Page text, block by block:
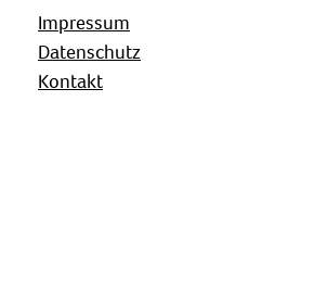
Impressum
Datenschutz
Kontakt